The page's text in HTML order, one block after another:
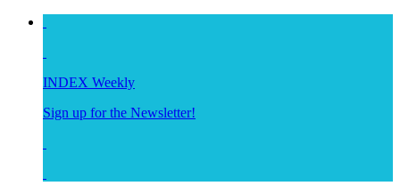
INDEX Weekly
Sign up for the Newsletter!